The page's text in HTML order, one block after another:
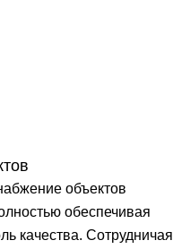
объектов
обеспечивая
качества. Сотрудничая